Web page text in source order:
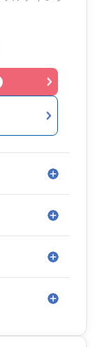
力でサポー
ただきま